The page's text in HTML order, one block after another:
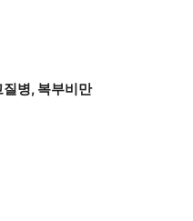
병, 복부비만